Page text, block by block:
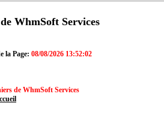
WhmSoft Services
la Page: 08/08/2026 13:52:02
de WhmSoft Services